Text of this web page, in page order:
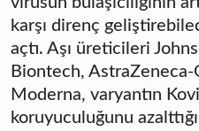
karşı direnç
açtı. Aşı üreticileri
Biontech,
Moderna, varyantın
koruyuculuğunu